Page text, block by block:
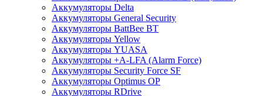
Аккумуляторы Delta
Аккумуляторы General Security
Аккумуляторы BattBee BT
Аккумуляторы Yellow
Аккумуляторы YUASA
Аккумуляторы +A-LFA (Alarm Force)
Аккумуляторы Security Force SF
Аккумуляторы Optimus OP
Аккумуляторы RDrive